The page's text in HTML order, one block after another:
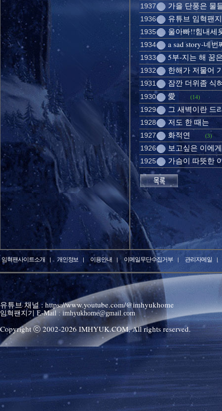
1937 가을 단풍은 물
1936 유튜브 임혁팬
1935 울아빠!!힘내세
1934 a sad story-네
1933 5부-지는 해 꿈
1932 한해가 저물어
1931 잠깐 더위좀 식
1930 愛 (14)
1929 그 새벽이란 드
1928 저도 한 때는
1927 화적연 (3)
1926 보고싶은 이에
1925 가슴이 따뜻한
임혁팬사이트소개 개인정보 이용안내 이메일무단수집거부 관리자메일
유튜브 채널 : https://www.youtube.com/@imhyukhome
임혁팬지기 E-Mail : imhyukhome@gmail.com
Copyright ⓒ 2002-2026IMHYUK.COM,All rights reserved.